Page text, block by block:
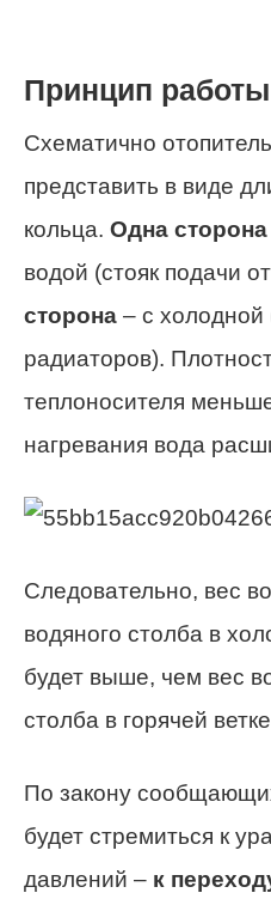
Принцип работы
Схематично
представить в виде
кольца. Одна
водой (стояк подачи
сторона – с холодной
радиаторов).
теплоносителя
нагревания вода
Следовательно, вес
водяного столба в
будет выше, чем вес
столба в горячей
По закону
будет стремиться к
давлений – к